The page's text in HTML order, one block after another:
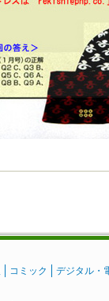
コミック デジタル・